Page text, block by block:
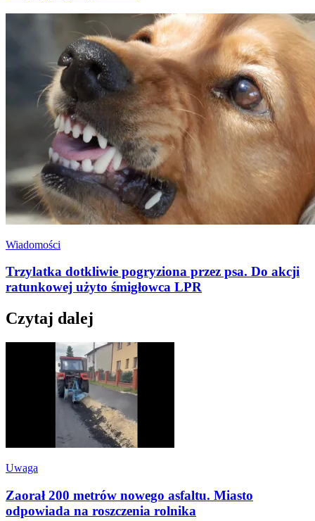
Wiadomości
Trzylatka dotkliwie pogryziona przez psa. Do akcji
ratunkowej użyto śmigłowca LPR
Czytaj dalej
Uwaga
Zaorał 200 metrów nowego asfaltu. Miasto
odpowiada na roszczenia rolnika